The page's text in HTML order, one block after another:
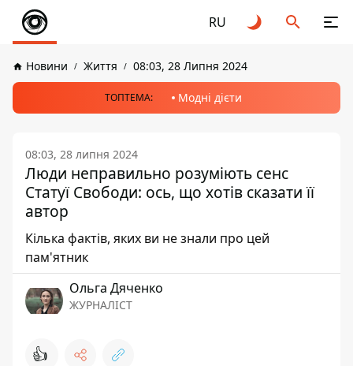
RU
Новини Життя 08:03, 28 Липня 2024
ТОПТЕМА: Модні дієти
08:03, 28 липня 2024
Люди неправильно розуміють сенс
Статуї Свободи: ось, що хотів сказати її
автор
Кілька фактів, яких ви не знали про цей
пам'ятник
Ольга Дяченко
ЖУРНАЛІСТ
👍